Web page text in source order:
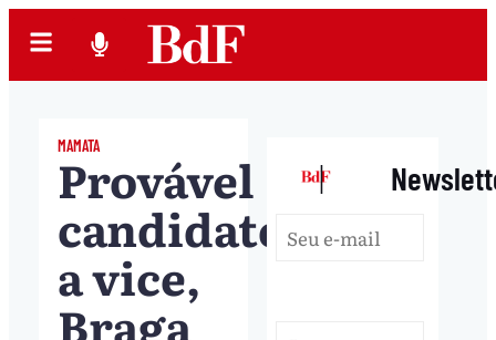
MAMATA
Provável
candidato
a vice,
Braga
|